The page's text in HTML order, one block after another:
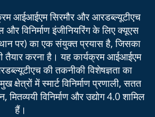
आईआईएम सिरमौर और आरडब्ल्यूटीएच
विनिर्माण इंजीनियरिंग के लिए क्यूएस
पर) का एक संयुक्त प्रयास है, जिसका
तैयार करना है। यह कार्यक्रम आईआईएम
की तकनीकी विशेषज्ञता का
में स्मार्ट विनिर्माण प्रणाली, सतत
मितव्ययी विनिर्माण और उद्योग 4.0 शामिल
हैं।